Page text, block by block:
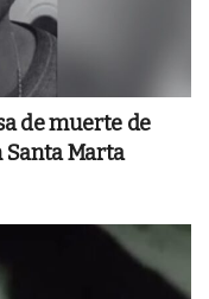
de muerte de
Santa Marta